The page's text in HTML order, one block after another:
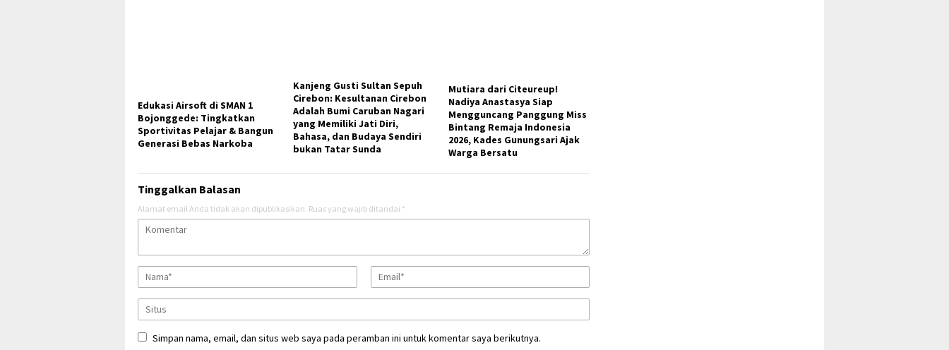
Edukasi Airsoft di SMAN 1
Bojonggede: Tingkatkan
Sportivitas Pelajar & Bangun
Generasi Bebas Narkoba
Kanjeng Gusti Sultan Sepuh
Cirebon: Kesultanan Cirebon
Adalah Bumi Caruban Nagari
yang Memiliki Jati Diri,
Bahasa, dan Budaya Sendiri
bukan Tatar Sunda
Mutiara dari Citeureup!
Nadiya Anastasya Siap
Mengguncang Panggung Miss
Bintang Remaja Indonesia
2026, Kades Gunungsari Ajak
Warga Bersatu
Tinggalkan Balasan
Alamat email Anda tidak akan dipublikasikan. Ruas yang wajib ditandai *
Simpan nama, email, dan situs web saya pada peramban ini untuk komentar saya berikutnya.